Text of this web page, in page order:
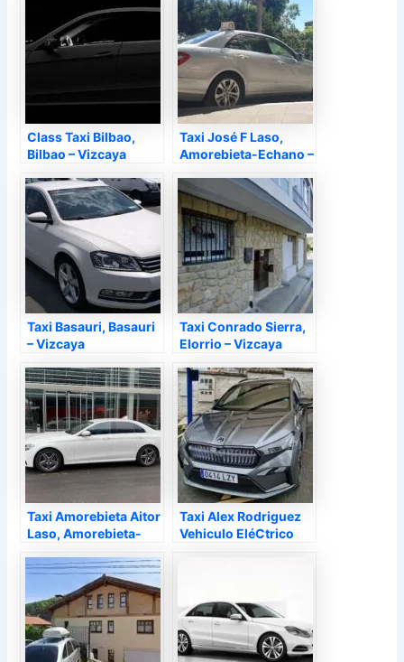
Class Taxi Bilbao,
Bilbao – Vizcaya
Taxi José F Laso,
Amorebieta-Echano –
Taxi Basauri, Basauri
– Vizcaya
Taxi Conrado Sierra,
Elorrio – Vizcaya
Taxi Amorebieta Aitor
Laso, Amorebieta-
Taxi Alex Rodriguez
Vehiculo EléCtrico
Vizcaya